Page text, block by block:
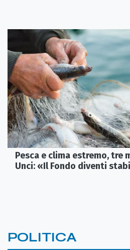
Pesca e clima estremo, tre
Unci: «Il Fondo diventi
POLITICA